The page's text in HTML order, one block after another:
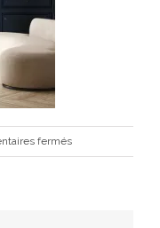
ferméssur
louis-